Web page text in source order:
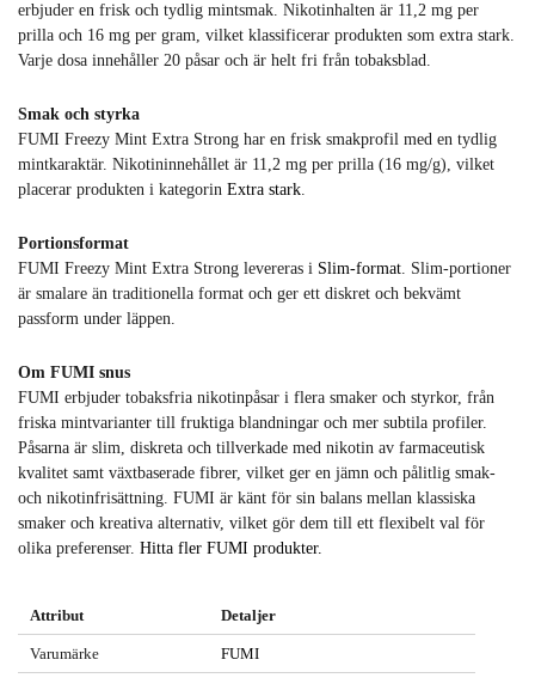
erbjuder en frisk och tydlig mintsmak. Nikotinhalten är 11,2 mg per
prilla och 16 mg per gram, vilket klassificerar produkten som extra stark.
Varje dosa innehåller 20 påsar och är helt fri från tobaksblad.
Smak och styrka
FUMI Freezy Mint Extra Strong har en frisk smakprofil med en tydlig
mintkaraktär. Nikotininnehållet är 11,2 mg per prilla (16 mg/g), vilket
placerar produkten i kategorin Extra stark.
Portionsformat
FUMI Freezy Mint Extra Strong levereras i Slim-format. Slim-portioner
är smalare än traditionella format och ger ett diskret och bekvämt
passform under läppen.
Om FUMI snus
FUMI erbjuder tobaksfria nikotinpåsar i flera smaker och styrkor, från
friska mintvarianter till fruktiga blandningar och mer subtila profiler.
Påsarna är slim, diskreta och tillverkade med nikotin av farmaceutisk
kvalitet samt växtbaserade fibrer, vilket ger en jämn och pålitlig smak-
och nikotinfrisättning. FUMI är känt för sin balans mellan klassiska
smaker och kreativa alternativ, vilket gör dem till ett flexibelt val för
olika preferenser. Hitta fler FUMI produkter.
Attribut Detaljer
Varumärke FUMI